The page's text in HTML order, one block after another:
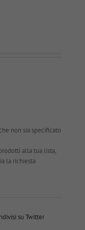
non sia specificato
alla tua lista,
la richiesta
su Twitter